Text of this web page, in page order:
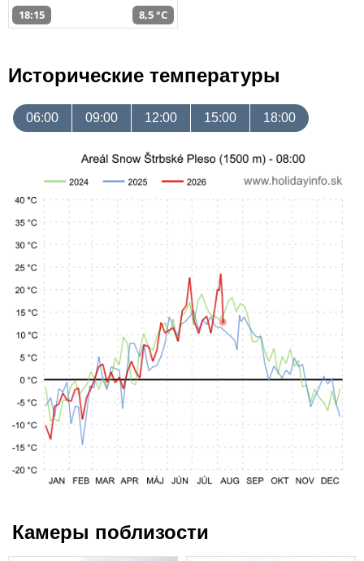
18:15 8,5 °C
Исторические температуры
06:00 09:00 12:00 15:00 18:00
Камеры поблизости